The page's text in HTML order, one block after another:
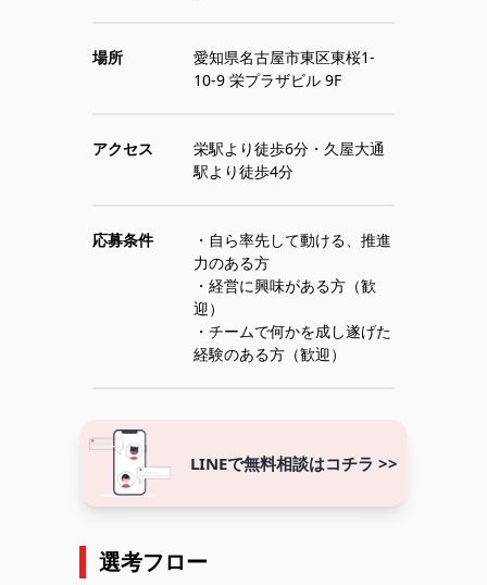
場所
愛知県名古屋市東区東桜1-
10-9 栄プラザビル 9F
アクセス
栄駅より徒歩6分・久屋大通
駅より徒歩4分
応募条件
・自ら率先して動ける、推進
力のある方
・経営に興味がある方（歓
迎）
・チームで何かを成し遂げた
LINEで無料相談はコチラ >>
選考フロー